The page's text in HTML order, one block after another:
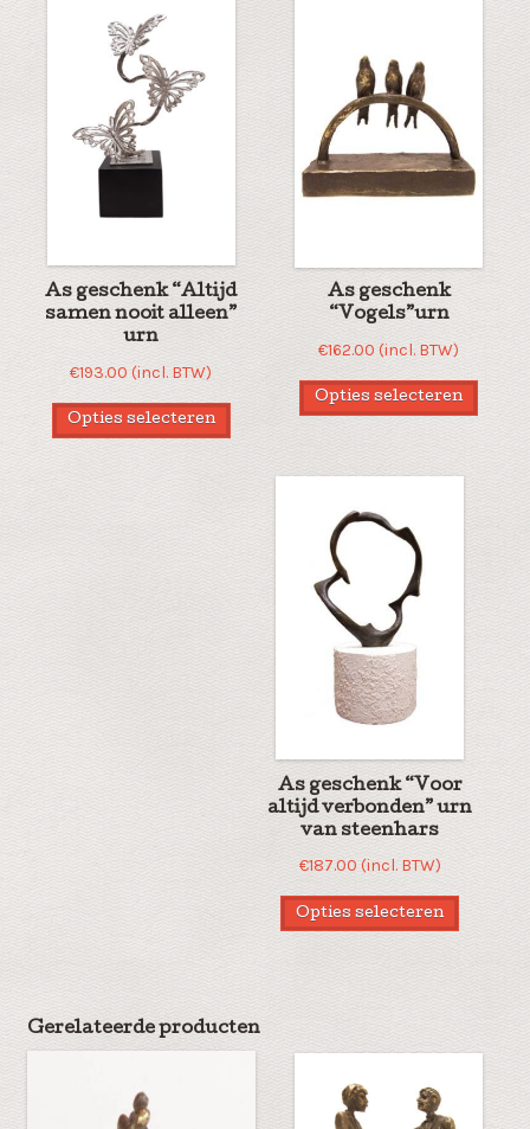
As geschenk “Altijd
samen nooit alleen”
urn
€193.00 (incl. BTW)
Opties selecteren
As geschenk
“Vogels”urn
€162.00 (incl. BTW)
Opties selecteren
As geschenk “Voor
altijd verbonden” urn
van steenhars
€187.00 (incl. BTW)
Opties selecteren
Gerelateerde producten